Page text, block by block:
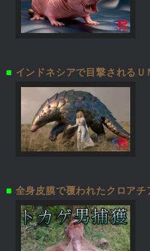
■ インドネシアで目撃されるＵ
■ 全身皮膜で覆われたクロアチ